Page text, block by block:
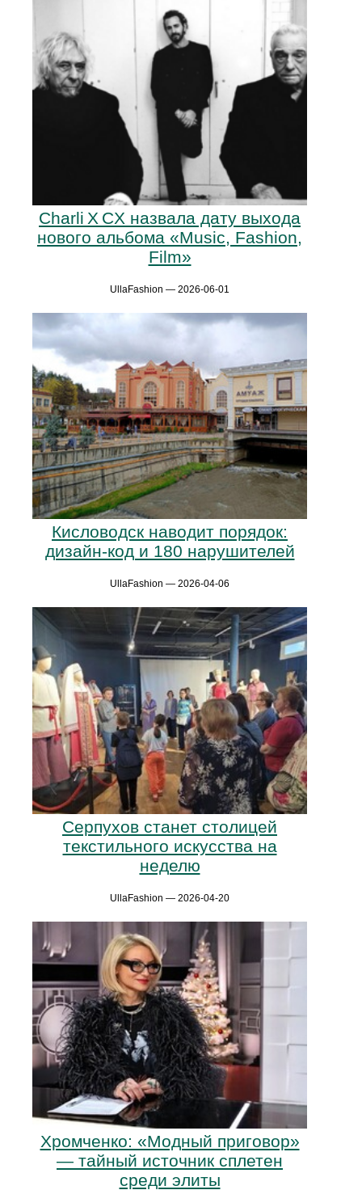
Charli X CX назвала дату выхода
нового альбома «Music, Fashion,
Film»
UllaFashion — 2026-06-01
Кисловодск наводит порядок:
дизайн-код и 180 нарушителей
UllaFashion — 2026-04-06
Серпухов станет столицей
текстильного искусства на
неделю
UllaFashion — 2026-04-20
Хромченко: «Модный приговор»
— тайный источник сплетен
среди элиты